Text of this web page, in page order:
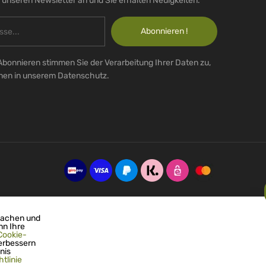
Abonnieren !
stimmen Sie der Verarbeitung Ihrer Daten zu,
in unserem Datenschutz.
und
Ihre